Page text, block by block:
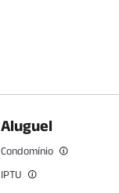
Aluguel
Condomínio
IPTU